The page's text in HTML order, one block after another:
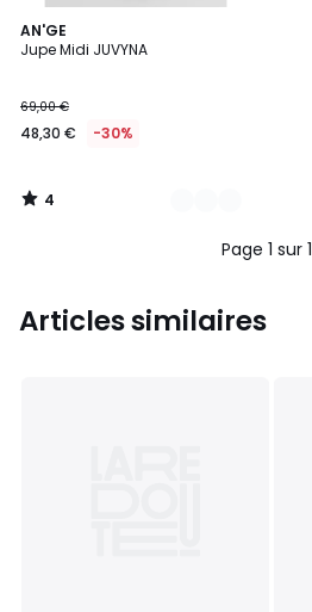
AN'GE
Jupe Midi JUVYNA
69,00 €
48,30 € -30%
4
/
6
Couleurs
4
/
Page 1 sur 1
Articles similaires